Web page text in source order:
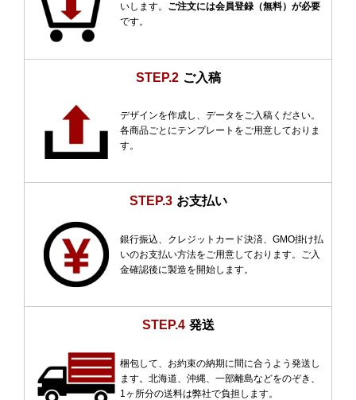
いします。 ご注文には会員登録（無料）が必要
です。
STEP.2 ご入稿
デザインを作成し、データをご入稿ください。
各商品ごとにテンプレートをご用意しておりま
す。
STEP.3 お支払い
銀行振込、クレジットカード決済、GMO掛け払
いのお支払い方法をご用意しております。ご入
金確認後に製造を開始します。
STEP.4 発送
梱包して、お約束の納期に間に合うよう発送し
ます。北海道、沖縄、一部離島などをのぞき、
1ヶ所分の送料は弊社で負担します。